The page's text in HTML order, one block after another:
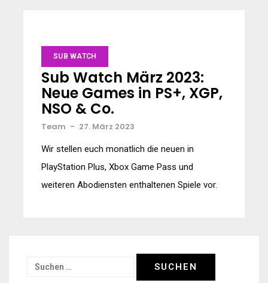
SUB WATCH
Sub Watch März 2023:
Neue Games in PS+, XGP,
NSO & Co.
Team - 27. März 2023
Wir stellen euch monatlich die neuen in
PlayStation Plus, Xbox Game Pass und
weiteren Abodiensten enthaltenen Spiele vor.
Suchen